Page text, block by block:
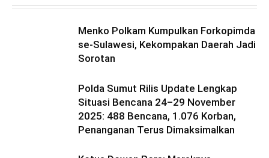
Menko Polkam Kumpulkan Forkopimda
se-Sulawesi, Kekompakan Daerah Jadi
Sorotan
Polda Sumut Rilis Update Lengkap
Situasi Bencana 24–29 November
2025: 488 Bencana, 1.076 Korban,
Penanganan Terus Dimaksimalkan